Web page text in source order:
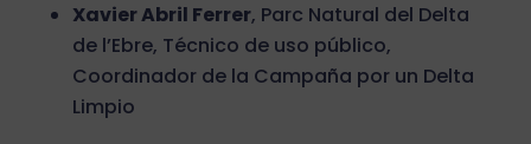
Xavier Abril Ferrer, Parc Natural del Delta
de l’Ebre, Técnico de uso público,
Coordinador de la Campaña por un Delta
Limpio